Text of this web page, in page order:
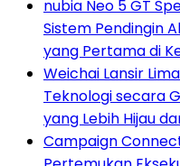
nubia Neo 5 GT
Sistem Pendingin
yang Pertama di
Weichai Lansir
Teknologi secara
yang Lebih Hijau
Campaign